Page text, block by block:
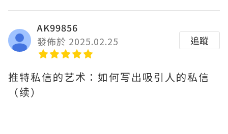
AK99856
發佈於 2025.02.25
追蹤
推特私信的艺术：如何写出吸引人的私信
（续）